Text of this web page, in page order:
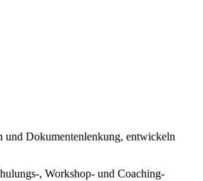
und Dokumentenlenkung, entwickeln
, Workshop- und Coaching-